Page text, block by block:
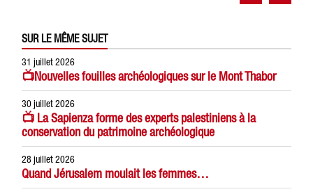
SUR LE MÊME SUJET
31 juillet 2026
📺Nouvelles fouilles archéologiques sur le Mont Thabor
30 juillet 2026
📺 La Sapienza forme des experts palestiniens à la
conservation du patrimoine archéologique
28 juillet 2026
Quand Jérusalem moulait les femmes…